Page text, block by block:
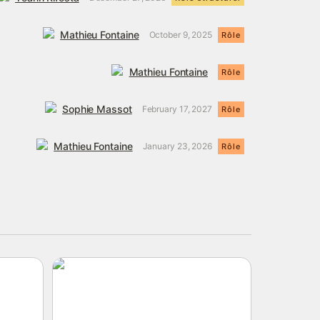
Mathieu Fontaine October 9, 2025 Rôle
Mathieu Fontaine Rôle
Sophie Massot February 17, 2027 Rôle
Mathieu Fontaine January 23, 2026 Rôle
Joëlyne Moineau